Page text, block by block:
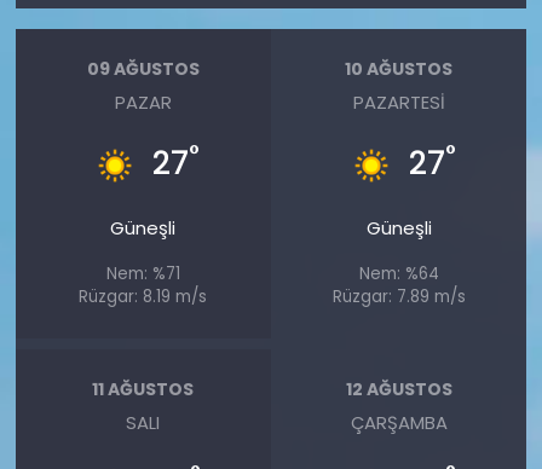
09 AĞUSTOS
PAZAR
27°
Güneşli
Nem: %71
Rüzgar: 8.19 m/s
10 AĞUSTOS
PAZARTESI
27°
Güneşli
Nem: %64
Rüzgar: 7.89 m/s
11 AĞUSTOS
SALI
12 AĞUSTOS
ÇARŞAMBA